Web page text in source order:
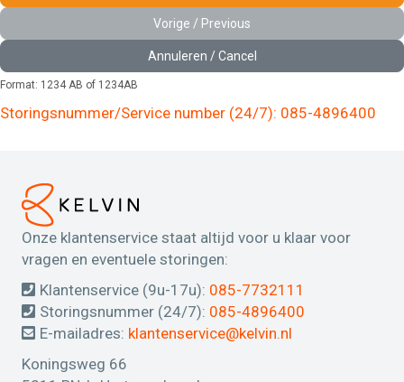
Vorige / Previous
Annuleren / Cancel
Format: 1234 AB of 1234AB
Storingsnummer/Service number (24/7): 085-4896400
Onze klantenservice staat altijd voor u klaar voor
vragen en eventuele storingen:
Klantenservice (9u-17u): 085-7732111
Storingsnummer (24/7): 085-4896400
E-mailadres: klantenservice@kelvin.nl
Koningsweg 66